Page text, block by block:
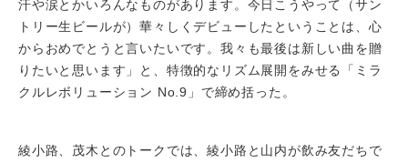
汗や涙とかいろんなものがあります。今日こうやって（サン
トリー生ビールが）華々しくデビューしたということは、心
からおめでとうと言いたいです。我々も最後は新しい曲を贈
りたいと思います」と、特徴的なリズム展開をみせる「ミラ
クルレボリューション No.9」で締め括った。
綾小路、茂木とのトークでは、綾小路と山内が飲み友だちで